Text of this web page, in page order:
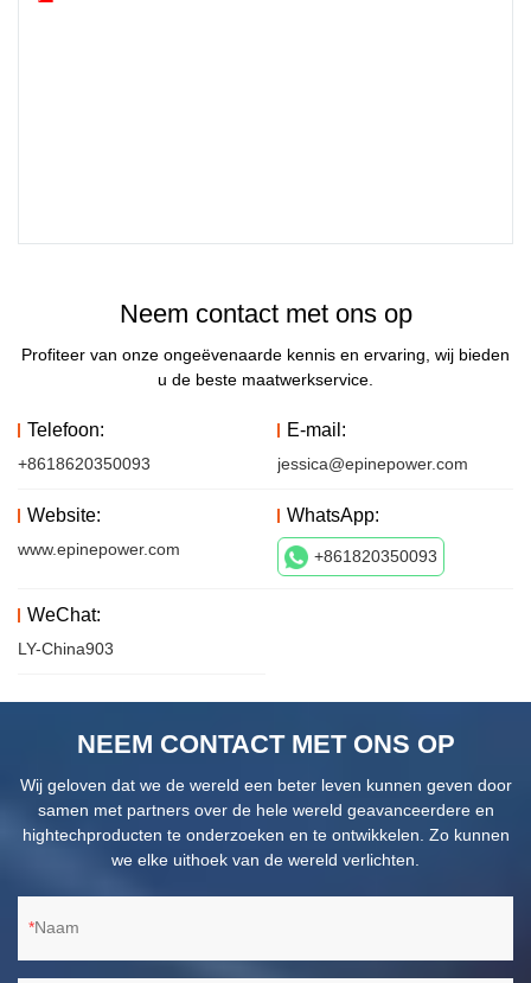
Neem contact met ons op
Profiteer van onze ongeëvenaarde kennis en ervaring, wij bieden
u de beste maatwerkservice.
Telefoon:
+8618620350093
E-mail:
jessica@epinepower.com
Website:
www.epinepower.com
WhatsApp:
+861820350093
WeChat:
LY-China903
NEEM CONTACT MET ONS OP
Wij geloven dat we de wereld een beter leven kunnen geven door
samen met partners over de hele wereld geavanceerdere en
hightechproducten te onderzoeken en te ontwikkelen. Zo kunnen
we elke uithoek van de wereld verlichten.
Naam